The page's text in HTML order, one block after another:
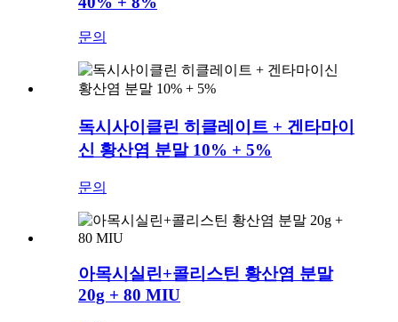
문의
독시사이클린 히클레이트 + 겐타마이
신 황산염 분말 10% + 5%
문의
아목시실린+콜리스틴 황산염 분말
20g + 80 MIU